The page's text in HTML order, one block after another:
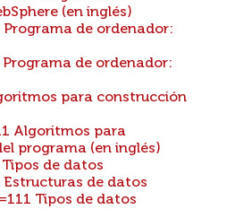
(en inglés)
de ordenador:
de ordenador:
para construcción
Algoritmos para
programa (en inglés)
de datos
de datos
Tipos de datos